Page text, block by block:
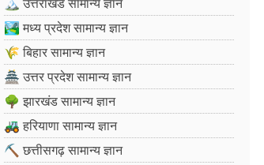
🏞️ मध्य प्रदेश सामान्य ज्ञान
🌾 बिहार सामान्य ज्ञान
🏯 उत्तर प्रदेश सामान्य ज्ञान
🌳 झारखंड सामान्य ज्ञान
🚜 हरियाणा सामान्य ज्ञान
⛏️ छत्तीसगढ़ सामान्य ज्ञान